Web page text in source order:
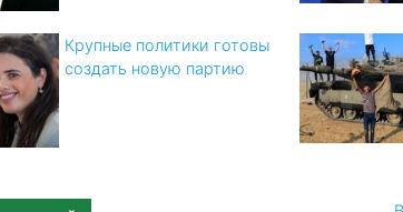
Крупные политики готовы
создать новую партию